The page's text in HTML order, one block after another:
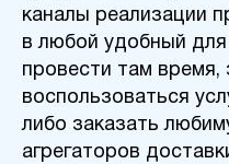
каналы реализации
в любой удобный для
провести там время,
воспользоваться
либо заказать
агрегаторов